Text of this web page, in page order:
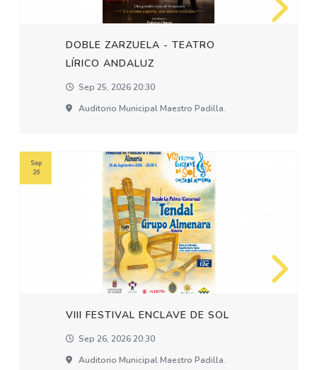
DOBLE ZARZUELA - TEATRO
LÍRICO ANDALUZ
Sep 25, 2026 20:30
Auditorio Municipal Maestro Padilla.
VIII FESTIVAL ENCLAVE DE SOL
Sep 26, 2026 20:30
Auditorio Municipal Maestro Padilla.
Sep
26